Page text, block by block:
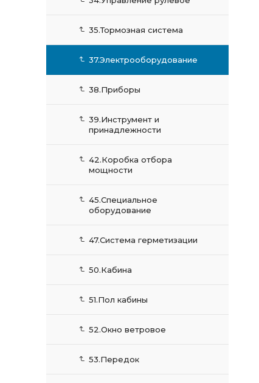
35.Тормозная система
37.Электрооборудование
38.Приборы
39.Инструмент и
принадлежности
42.Коробка отбора
мощности
45.Специальное
оборудование
47.Система герметизации
50.Кабина
51.Пол кабины
52.Окно ветровое
53.Передок